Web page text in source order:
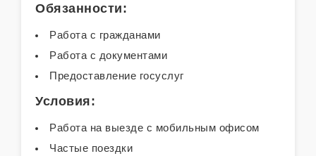
Обязанности:
Работа с гражданами
Работа с документами
Предоставление госуслуг
Условия:
Работа на выезде с мобильным офисом
Частые поездки